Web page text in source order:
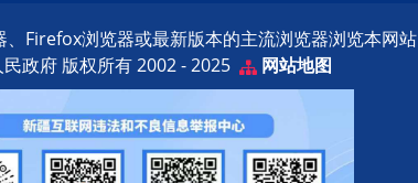
、Firefox浏览器或最新版本的主流浏览器浏览本网站
民政府 版权所有 2002 - 2025
网站地图